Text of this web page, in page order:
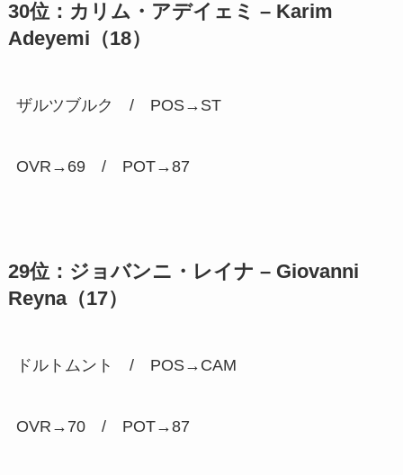
30位：カリム・アデイェミ – Karim
Adeyemi（18）
ザルツブルク / POS→ST
OVR→69 / POT→87
29位：ジョバンニ・レイナ – Giovanni
Reyna（17）
ドルトムント / POS→CAM
OVR→70 / POT→87